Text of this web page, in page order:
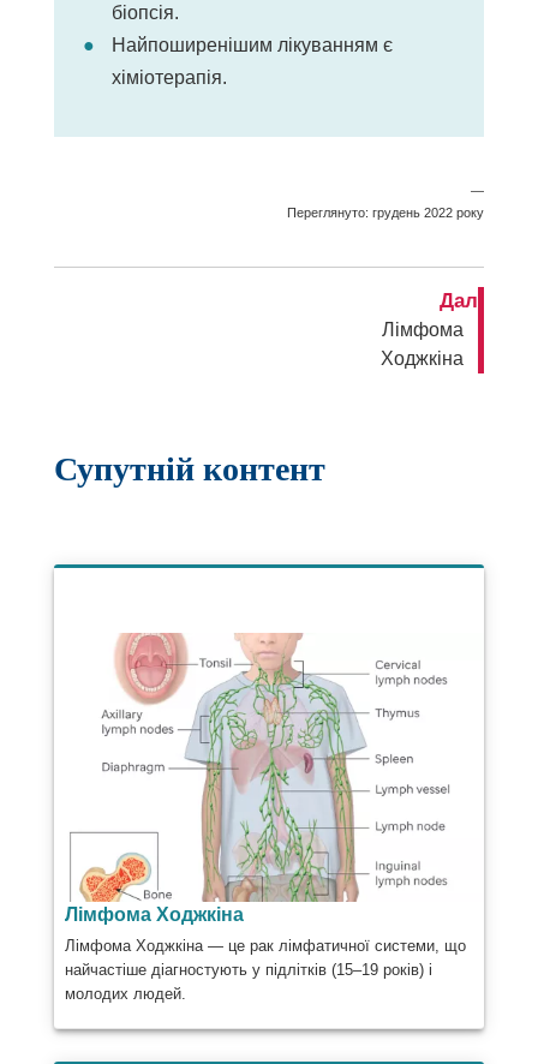
біопсія.
Найпоширенішим лікуванням є
хіміотерапія.
—
Переглянуто: грудень 2022 року
Далі
Лімфома
Ходжкіна
Супутній контент
Лімфома Ходжкіна
Лімфома Ходжкіна — це рак лімфатичної системи, що
найчастіше діагностують у підлітків (15–19 років) і
молодих людей.